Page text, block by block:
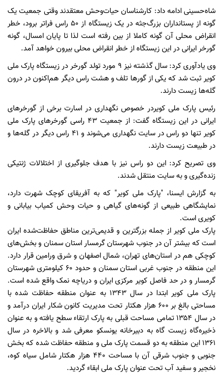
شاه‌حسینی ادامه داد: کارشناسان حیات‌وحش معتقدند وقتی جمعیت یک
گونه از پستانداران بزرگ‌جثه در یک زیستگاه از ۵۰ راس فراتر برود، خطر
انقراض محلی آن گونه کاملا از بین رفته است لذا تا پایان امسال، گونه
گورخر ایرانی در این زیستگاه از خطر انقراض محلی بیرون خواهد آمد.
وی یادآوری کرد: سال گذشته نیز ۹ مورد تولد گورخر در زیستگاه پارک ملی
کویر ثبت شد که یکی از گورها تلف و هشت راس دیگر هم‌اکنون در درون
گله‌ها زیست دارند.
رئیس پارک ملی کویردر خصوص نگهداری در اسارت برخی از گورخرهای
ایرانی در این زیستگاه گفت: از جمعیت ۴۳ راسی گورخرهای پارک ملی
کویر تنها دو راس در سایت نگهداری می‌شوند و ۴۱ راس دیگر در گله‌ها و
در طبیعت زیست دارند.
وی تصریح کرد: این دو راس نیز با هدف جلوگیری از اختلالات ژنتیکی
زنده‌گیری و به سایت منتقل شدند.
به گزارش ایسنا، "پارک ملی کویر" که به آفریقای کوچک شهرت دارد،
نمایشگاهی طبیعی از گونه‌های گیاهی و حیات وحش کمیاب بیابانی و
کویری است.
پارک ملی کویر از جمله بزرگترین و قدیمی‌ترین مناطق حفاظت‌شده ایران
است که بیشتر آن در جنوب شهرستان گرمسار استان سمنان و بخش‌های
کوچکی هم در استان‌های تهران، شمال اصفهان و شرق ورامین قرار دارد.
این منطقه در جنوب غربی استان سمنان و حدود ۶۰ کیلومتری شهرستان
گرمسار و در حد فاصل کویر مرکزی ایران و دریاچه نمک واقع شده است.
پارک ملی کویر ابتدا در سال ۱۳۴۳ به عنوان منطقه حفاظت شده با
مساحتی بالغ بر ۶۰۰ هزار هکتار تحت مدیریت کانون شکار ایران درآمد و
در سال ۱۳۵۴ تمامی مساحت قبلی به پارک ارتقاء سطح یافته و به عنوان
ذخیره‌گاه زیست گاه به دبیرخانه یونسکو معرفی شد و بالاخره در سال
۱۳۶۱ این منطقه به دو قسمت پارک ملی و منطقه حفاظت شده که بخش
جنوبی و جنوب شرقی آن با مساحت ۴۴۰ هزار هکتار شامل سیاه کوه،
نخجیر و سفید آب تحت عنوان پارک ملی ابقاء گردید.